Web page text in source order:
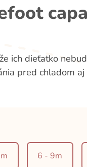
ich dieťatko
pred chladom
6 - 9m